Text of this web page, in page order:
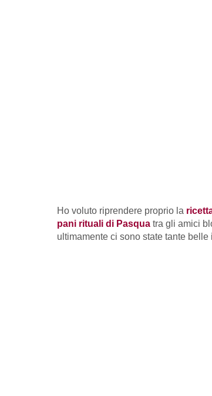
Ho voluto riprendere proprio la
pani rituali di Pasqua tra gli amici
ultimamente ci sono state tante